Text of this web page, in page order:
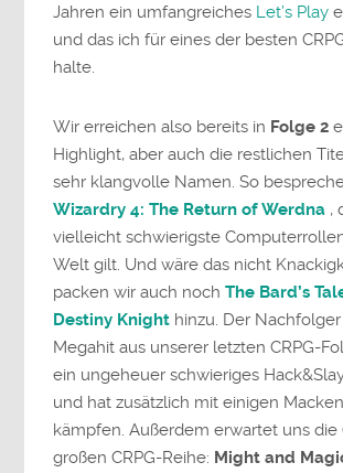
Jahren ein umfangreiches Let’s Play
und das ich für eines der besten
halte.
Wir erreichen also bereits in Folge 2
Highlight, aber auch die restlichen
sehr klangvolle Namen. So
Wizardry 4: The Return of Werdna ,
vielleicht schwierigste
Welt gilt. Und wäre das nicht
packen wir auch nochThe Bard’s
Destiny Knight hinzu. Der
Megahit aus unserer letzten CRPG-
ein ungeheuer schwieriges
und hat zusätzlich mit einigen
kämpfen. Außerdem erwartet uns die
großen CRPG-Reihe: Might and